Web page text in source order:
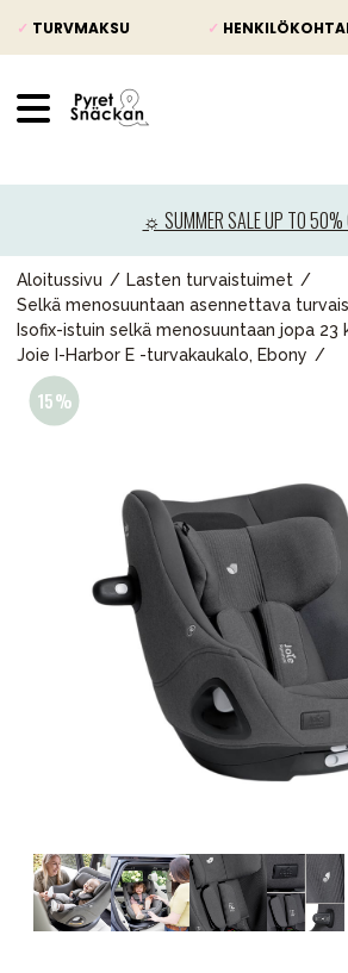
✓ TURVMAKSU ✓
☼ SUMMER SALE UP TO
Aloitussivu
Lasten turvaistuimet
Selkä menosuuntaan asennettava
Isofix-istuin selkä menosuuntaan jopa 23
Joie I-Harbor E -turvakaukalo, Ebony
Lasten
Vauvan
Lapsi & vauva
Huonekalut &
Tarvikkeet
Varaosat
Kampanjat
Suosikit
Aurinko ja uinti Outlet
Ota meihin yhteyttä